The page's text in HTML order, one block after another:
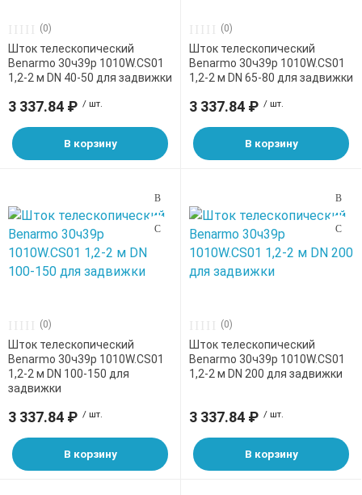
Квадрат
Лист
Трубы
квадратные
Трубы
Профнастил
Профнастил
арматура
Клапаны
Краны
Фильтры
сталь
Трубы
трубы и фитинги
(PPRC)
Трубы
Диаметр, мм
100-150 (2)
200 (2 )
40-50 (2)
(0)
Шток телескопический
Benarmo 30ч39р 1010W.CS01
1,2-2 м DN 40-50 для задвижки
3 337.84 ₽ / шт.
В корзину
(0)
Шток телескопический
Benarmo 30ч39р 1010W.CS01
1,2-2 м DN 65-80 для задвижки
3 337.84 ₽ / шт.
В корзину
(0)
Шток телескопический
Benarmo 30ч39р 1010W.CS01
1,2-2 м DN 100-150 для
задвижки
3 337.84 ₽ / шт.
В корзину
(0)
Шток телескопический
Benarmo 30ч39р 1010W.CS01
1,2-2 м DN 200 для задвижки
3 337.84 ₽ / шт.
В корзину